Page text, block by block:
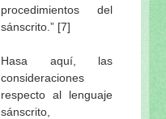
procedimientos del
sánscrito.” [7]
Hasa aquí, las
consideraciones
respecto al lenguaje
sánscrito,